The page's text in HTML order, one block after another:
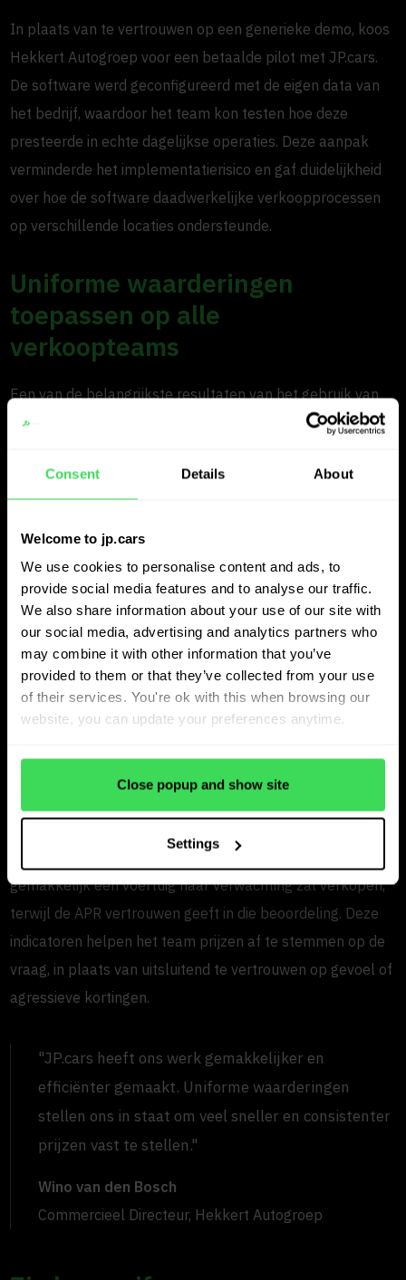
Consent Details About
Welcome to jp.cars
We use cookies to personalise content and ads, to
provide social media features and to analyse our traffic.
We also share information about your use of our site with
our social media, advertising and analytics partners who
may combine it with other information that you’ve
provided to them or that they’ve collected from your use
of their services. You're ok with this when browsing our
website, you can update your preferences anytime.
Close popup and show site
Settings
In plaats van te vertrouwen op een generieke demo, koos
Hekkert Autogroep voor een betaalde pilot met JP.cars.
De software werd geconfigureerd met de eigen data van
het bedrijf, waardoor het team kon testen hoe deze
presteerde in echte dagelijkse operaties. Deze aanpak
verminderde het implementatierisico en gaf duidelijkheid
over hoe de software daadwerkelijke verkoopprocessen
op verschillende locaties ondersteunde.
Uniforme waarderingen
toepassen op alle
verkoopteams
Een van de belangrijkste resultaten van het gebruik van
JP.cars is de consistentie in waarderingen. Met meerdere
uniformiteit essentieel.
standaardsoftware, krijg je vaak zes verschillende prijzen.
Met JP.cars leidt dezelfde input tot dezelfde waardering,”
zegt Van den Bosch. Dit creëert duidelijkheid voor
verkoopteams en versnelt de besluitvorming op het
moment van inruil.
Verkoopbaarheidsdata
gebruiken om prijsbeslissingen
te ondersteunen
om verkoopbaarheid te beoordelen. De ETR geeft aan hoe
gemakkelijk een voertuig naar verwachting zal verkopen,
terwijl de APR vertrouwen geeft in die beoordeling. Deze
indicatoren helpen het team prijzen af te stemmen op de
vraag, in plaats van uitsluitend te vertrouwen op gevoel of
agressieve kortingen.
"JP.cars heeft ons werk gemakkelijker en
efficiënter gemaakt. Uniforme waarderingen
stellen ons in staat om veel sneller en consistenter
prijzen vast te stellen."
Wino van den Bosch
Commercieel Directeur, Hekkert Autogroep